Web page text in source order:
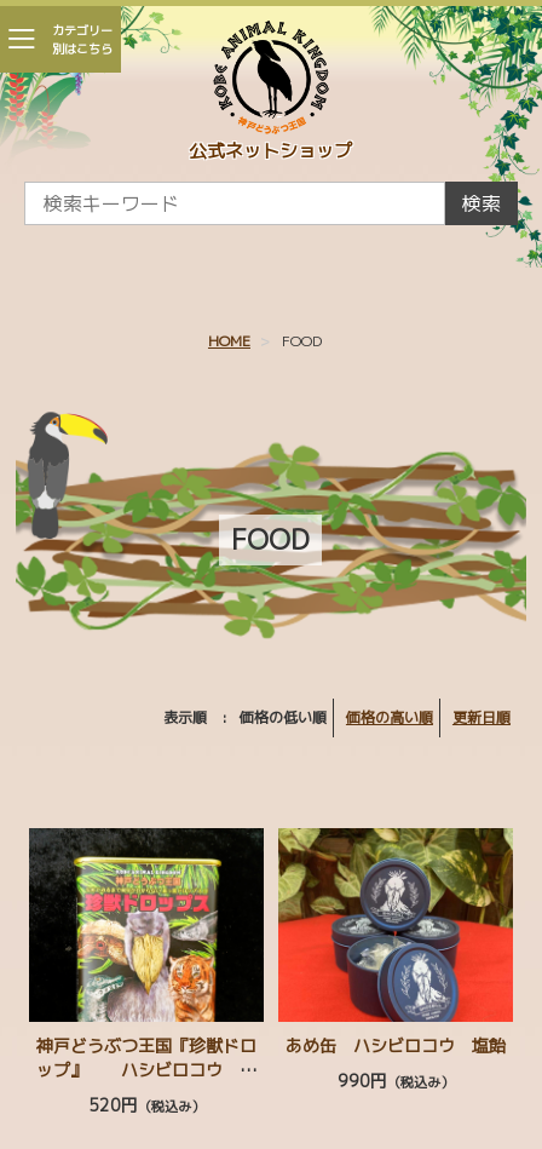
カテゴリー
別はこちら
公式ネットショップ
検索
会員登録 マイページ
CAMPAIGN
親子 ～王国生まれの赤ちゃんたち～
ひとふでがき作家 minaco sakamoto コラボ
シャムドクチュール
マヌルベビー MANUL BABY
カラフルチェックアニマルズ
MAJIOKO | smells like popcorn
お買い得コーナー
CATEGORY
生物多様性保全
ボルネオ保全プロジェクト
まもろうPROJECT ユキヒョウ
チャリティーコーナー
HOME FOOD
FOOD
表示順 : 価格の低い順 価格の高い順 更新日順
神戸どうぶつ王国『珍獣ドロ
ップ』 ハシビロコウ ス
マトラトラ ブラジルカイマ
ン ピラルク ゾウガメ
520円 （税込み）
あめ缶 ハシビロコウ 塩飴
990円 （税込み）